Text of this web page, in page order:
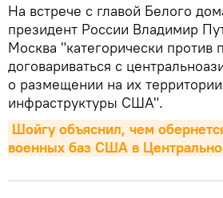
На встрече с главой Белого
президент России Владимир
Москва "категорически против
договариваться с
о размещении на их
инфраструктуры США".
Шойгу объяснил, чем
военных баз США в